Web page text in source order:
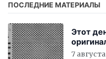
ПОСЛЕДНИЕ МАТЕРИАЛЫ
Этот
мощный
7